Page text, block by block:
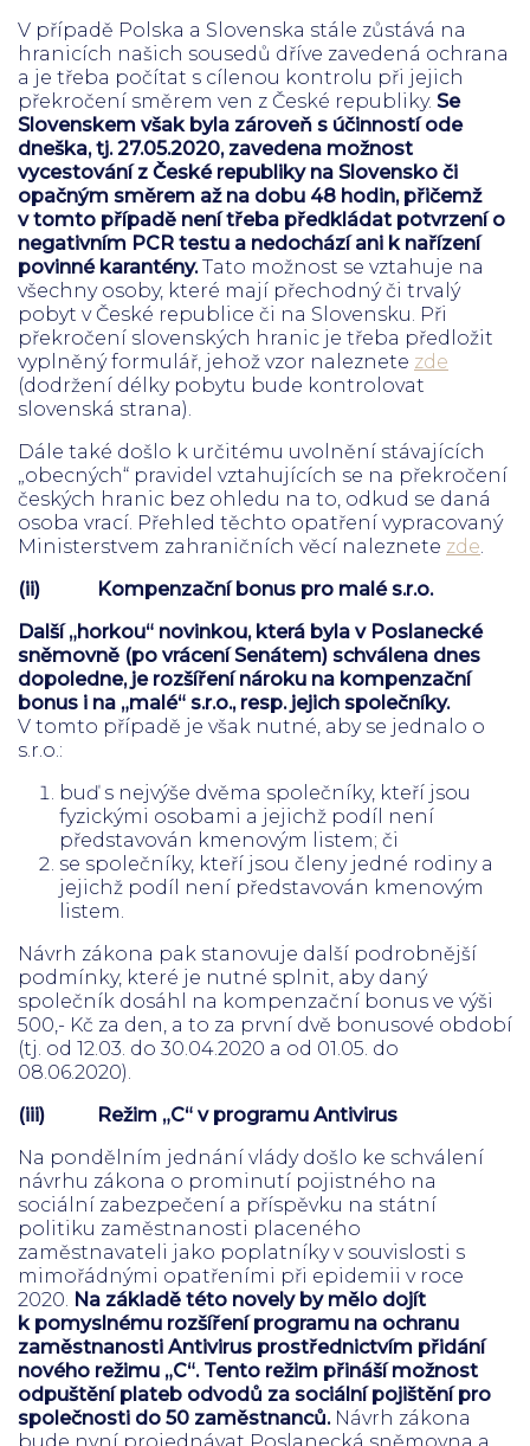
V případě Polska a Slovenska stále zůstává na
hranicích našich sousedů dříve zavedená ochrana
a je třeba počítat s cílenou kontrolu při jejich
překročení směrem ven z České republiky. Se
Slovenskem však byla zároveň s účinností ode
dneška, tj. 27.05.2020, zavedena možnost
vycestování z České republiky na Slovensko či
opačným směrem až na dobu 48 hodin, přičemž
v tomto případě není třeba předkládat potvrzení o
negativním PCR testu a nedochází ani k nařízení
povinné karantény.Tato možnost se vztahuje na
všechny osoby, které mají přechodný či trvalý
pobyt v České republice či na Slovensku. Při
překročení slovenských hranic je třeba předložit
vyplněný formulář, jehož vzor naleznete zde
(dodržení délky pobytu bude kontrolovat
slovenská strana).
Dále také došlo k určitému uvolnění stávajících
„obecných“ pravidel vztahujících se na překročení
českých hranic bez ohledu na to, odkud se daná
osoba vrací. Přehled těchto opatření vypracovaný
Ministerstvem zahraničních věcí naleznete zde.
(ii)
Kompenzační bonus pro malé s.r.o.
Další „horkou“ novinkou, která byla v Poslanecké
sněmovně (po vrácení Senátem) schválena dnes
dopoledne, je rozšíření nároku na kompenzační
bonus i na „malé“ s.r.o., resp. jejich společníky.
V tomto případě je však nutné, aby se jednalo o
s.r.o.:
buď s nejvýše dvěma společníky, kteří jsou
fyzickými osobami a jejichž podíl není
představován kmenovým listem; či
se společníky, kteří jsou členy jedné rodiny a
jejichž podíl není představován kmenovým
listem.
Návrh zákona pak stanovuje další podrobnější
podmínky, které je nutné splnit, aby daný
společník dosáhl na kompenzační bonus ve výši
500,- Kč za den, a to za první dvě bonusové období
(tj. od 12.03. do 30.04.2020 a od 01.05. do
08.06.2020).
(iii)
Režim „C“ v programu Antivirus
Na pondělním jednání vlády došlo ke schválení
návrhu zákona o prominutí pojistného na
sociální zabezpečení a příspěvku na státní
politiku zaměstnanosti placeného
zaměstnavateli jako poplatníky v souvislosti s
mimořádnými opatřeními při epidemii v roce
2020. Na základě této novely by mělo dojít
k pomyslnému rozšíření programu na ochranu
zaměstnanosti Antivirus prostřednictvím přidání
nového režimu „C“. Tento režim přináší možnost
odpuštění plateb odvodů za sociální pojištění pro
společnosti do 50 zaměstnanců. Návrh zákona